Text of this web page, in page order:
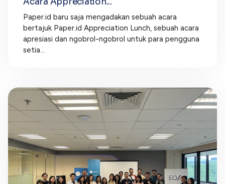
Paper.id baru saja mengadakan sebuah acara
bertajuk Paper.id Appreciation Lunch, sebuah acara
apresiasi dan ngobrol-ngobrol untuk para pengguna
setia...